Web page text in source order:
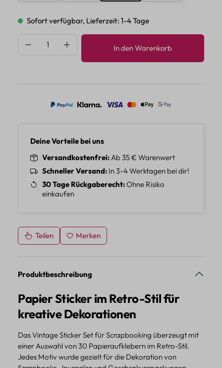
Sofort verfügbar, Lieferzeit: 1-4 Tage
Produkt Anzahl: Gib den gewünschten
In den Warenkorb
Deine Vorteile bei uns
Versandkostenfrei Ab 35 € Warenwert
Schneller Versand In 3-4 Werktagen bei dir!
30 Tage Rückgaberecht Ohne Risiko
einkaufen
Teilen Merken
Produktbeschreibung
Papier Sticker im Retro-Stil für
kreative Dekorationen
Das Vintage Sticker Set für Scrapbooking überzeugt mit
einer Auswahl von 30 Papieraufklebern im Retro-Stil.
Jedes Motiv wurde gezielt für die Dekoration von